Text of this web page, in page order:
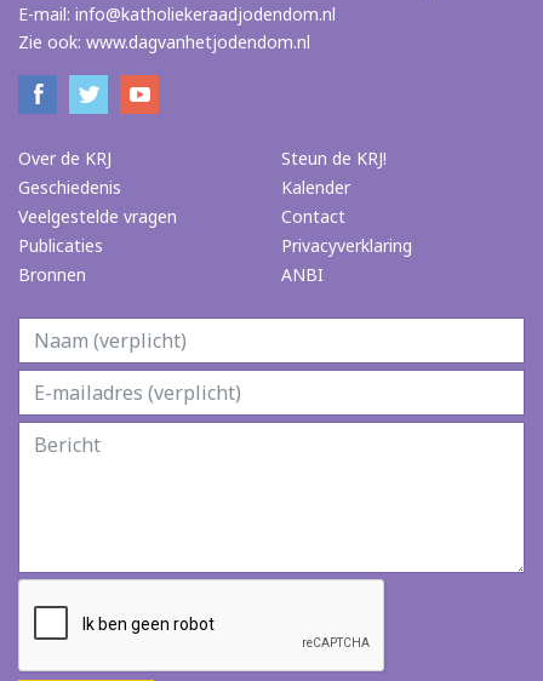
E-mail: info@katholiekeraadjodendom.nl
Zie ook: www.dagvanhetjodendom.nl
Over de KRJ
Geschiedenis
Veelgestelde vragen
Publicaties
Bronnen
Steun de KRJ!
Kalender
Contact
Privacyverklaring
ANBI